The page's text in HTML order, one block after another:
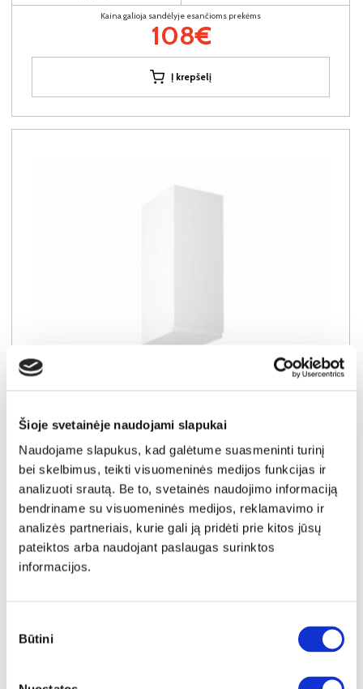
Šioje svetainėje naudojami slapukai
Naudojame slapukus, kad galėtume suasmeninti turinį
bei skelbimus, teikti visuomeninės medijos funkcijas ir
analizuoti srautą. Be to, svetainės naudojimo informaciją
bendriname su visuomeninės medijos, reklamavimo ir
analizės partneriais, kurie gali ją pridėti prie kitos jūsų
pateiktos arba naudojant paslaugas surinktos
informacijos.
pasirinkimas
Būtini
Kaina galioja sandėlyje esančioms prekėms
108€
Į krepšelį
SUPER KAINA
Išmatavimai:A:72cm P:30cmG:32cm
Kaina taikyta laikotarpiu
2026-06-30 iki 2026-07-29
54€
Pritaikyta nuolaida
- 5€
49€